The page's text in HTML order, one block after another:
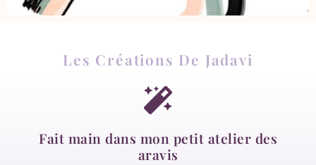
Les Créations De Jadavi
Fait main dans mon petit atelier des
aravis